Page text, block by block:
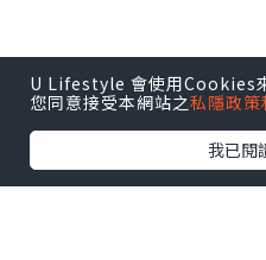
*本站之內容由作者所提供，
所有博客的立場、真實性、準
任。
【 U Creator 招募 】
U Lifestyle 會使用Cookies
您同意接受本網站之私隱政
我已閱